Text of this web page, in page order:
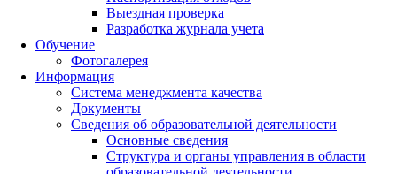
Выездная проверка
Разработка журнала учета
Обучение
Фотогалерея
Информация
Система менеджмента качества
Документы
Сведения об образовательной деятельности
Основные сведения
Структура и органы управления в области